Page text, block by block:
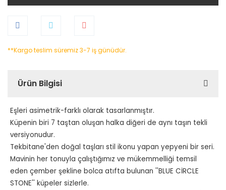
**Kargo teslim süremiz 3-7 iş günüdür.
Ürün Bilgisi
Eşleri asimetrik-farklı olarak tasarlanmıştır.
Küpenin biri 7 taştan oluşan halka diğeri de aynı taşın tekli
versiyonudur.
Tekbitane'den doğal taşları stil ikonu yapan yepyeni bir seri.
Mavinin her tonuyla çalıştığımız ve mükemmelliği temsil
eden çember şekline bolca atıfta bulunan ''BLUE CİRCLE
STONE'' küpeler sizlerle.